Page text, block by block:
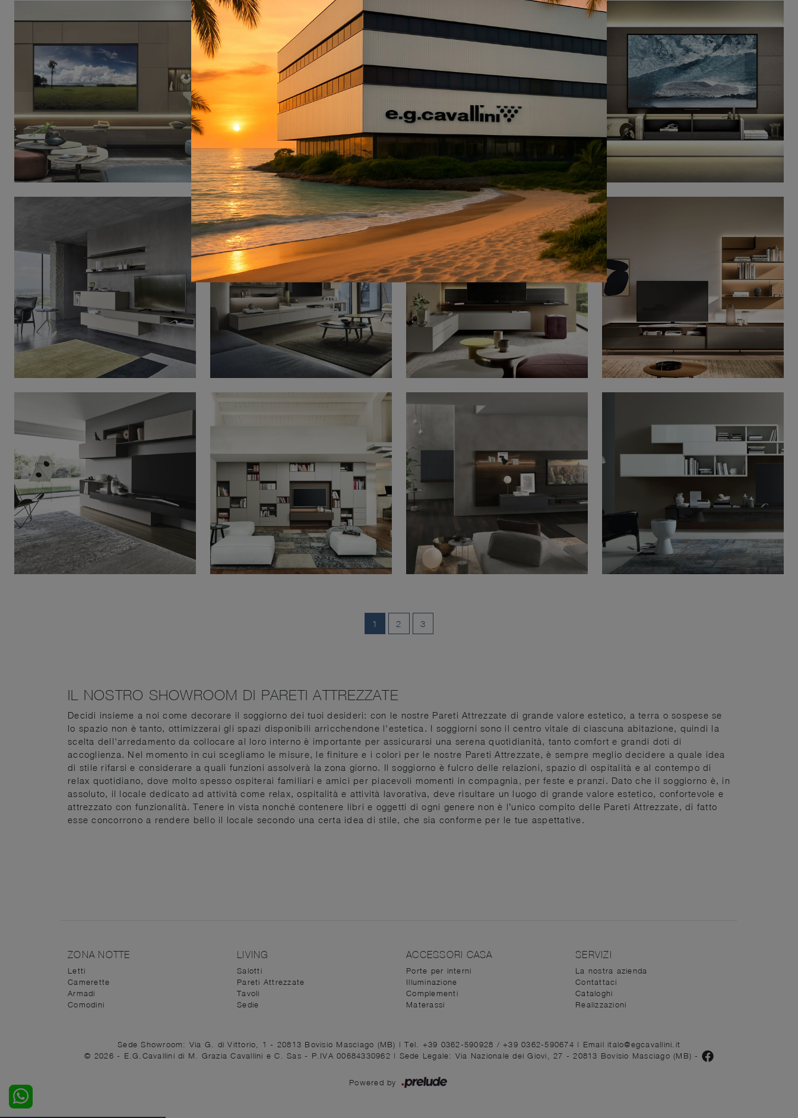
1 2 3
IL NOSTRO SHOWROOM DI PARETI ATTREZZATE
Decidi insieme a noi come decorare il soggiorno dei tuoi desideri: con le nostre Pareti Attrezzate di grande valore estetico, a terra o sospese se
lo spazio non è tanto, ottimizzerai gli spazi disponibili arricchendone l'estetica. I soggiorni sono il centro vitale di ciascuna abitazione, quindi la
scelta dell'arredamento da collocare al loro interno è importante per assicurarsi una serena quotidianità, tanto comfort e grandi doti di
accoglienza. Nel momento in cui scegliamo le misure, le finiture e i colori per le nostre Pareti Attrezzate, è sempre meglio decidere a quale idea
di stile rifarsi e considerare a quali funzioni assolverà la zona giorno. Il soggiorno è fulcro delle relazioni, spazio di ospitalità e al contempo di
relax quotidiano, dove molto spesso ospiterai familiari e amici per piacevoli momenti in compagnia, per feste e pranzi. Dato che il soggiorno è, in
assoluto, il locale dedicato ad attività come relax, ospitalità e attività lavorativa, deve risultare un luogo di grande valore estetico, confortevole e
attrezzato con funzionalità. Tenere in vista nonché contenere libri e oggetti di ogni genere non è l’unico compito delle Pareti Attrezzate, di fatto
esse concorrono a rendere bello il locale secondo una certa idea di stile, che sia conforme per le tue aspettative.
ZONA NOTTE
Letti
Camerette
Armadi
Comodini
LIVING
Salotti
Pareti Attrezzate
Tavoli
Sedie
ACCESSORI CASA
Porte per interni
Illuminazione
Complementi
Materassi
SERVIZI
La nostra azienda
Contattaci
Cataloghi
Realizzazioni
Sede Showroom: Via G. di Vittorio, 1 - 20813 Bovisio Masciago (MB) |Tel. +39 0362-590928 / +39 0362-590674 | Email italo@egcavallini.it
© 2026 - E.G.Cavallini di M. Grazia Cavallini e C. Sas - P.IVA 00684330962 | Sede Legale: Via Nazionale dei Giovi, 27 - 20813 Bovisio Masciago (MB) -
Powered by